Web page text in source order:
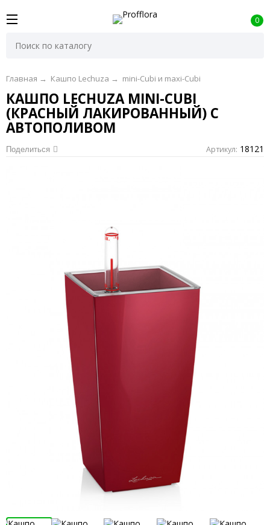
0
Главная → Кашпо Lechuza → mini-Cubi и maxi-Cubi
КАШПО LECHUZA MINI-CUBI
(КРАСНЫЙ ЛАКИРОВАННЫЙ) С
АВТОПОЛИВОМ
Поделиться Артикул: 18121